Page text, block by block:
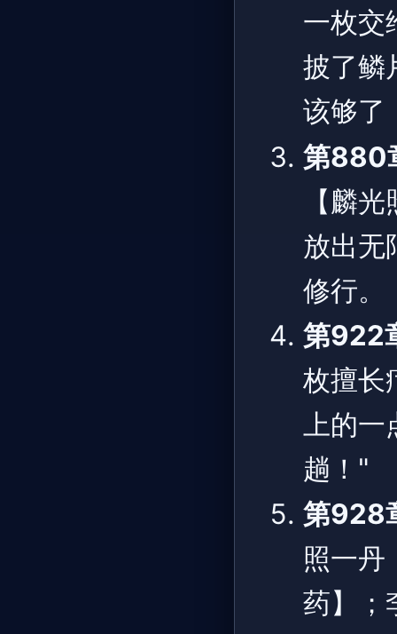
一枚
披了鳞
该够了
第880
【麟
放出无
修行。
第922
枚擅长
上的一
趟！"
第928
照一丹
药】；